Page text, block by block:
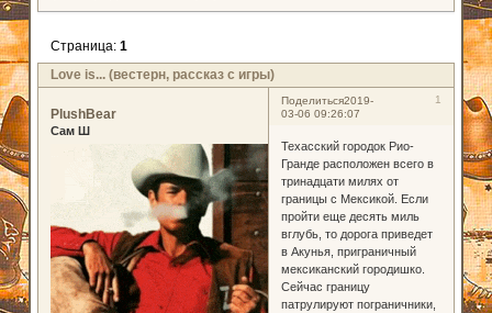
Love is... (вестерн, рассказ с игры)
Страница: 1
Поделиться 1
2019-
03-06 09:26:07
PlushBear
Сам Ш
Техасский городок Рио-
Гранде расположен всего в
тринадцати милях от
границы с Мексикой. Если
пройти еще десять миль
вглубь, то дорога приведет
в Акунья, приграничный
мексиканский городишко.
Сейчас границу
патрулируют пограничники,